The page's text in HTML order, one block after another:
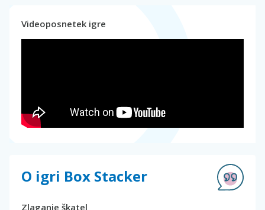
Videoposnetek igre
O igri Box Stacker
Zlaganje škatel